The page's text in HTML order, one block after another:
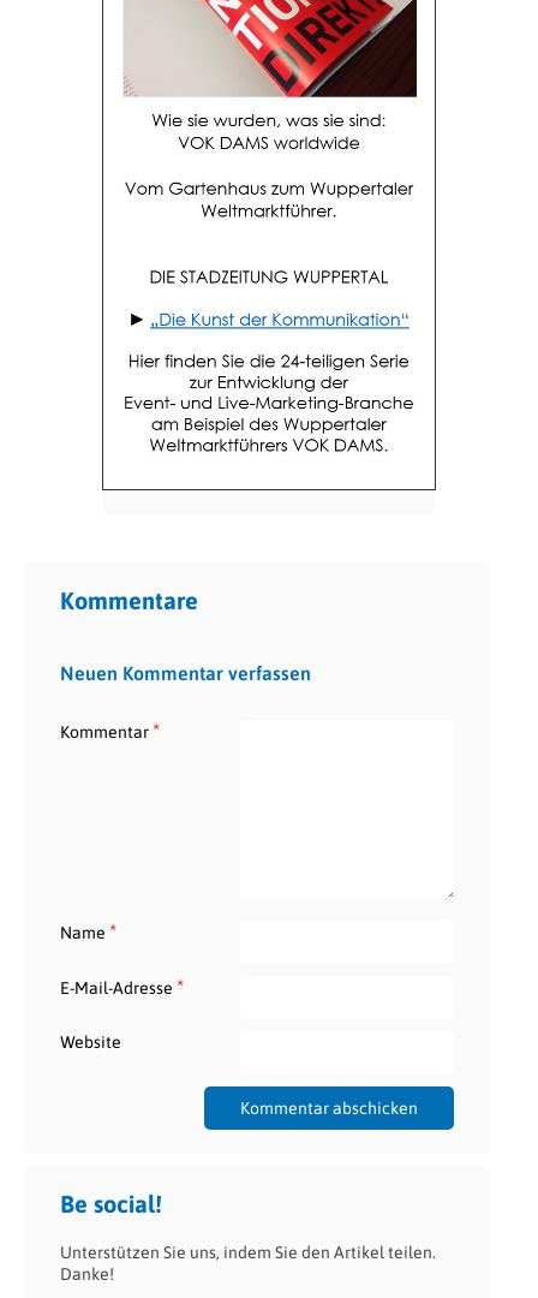
Kommentare
Neuen Kommentar verfassen
Kommentar*
Name *
E-Mail-Adresse *
Website
Be social!
Unterstützen Sie uns, indem Sie den Artikel teilen.
Danke!